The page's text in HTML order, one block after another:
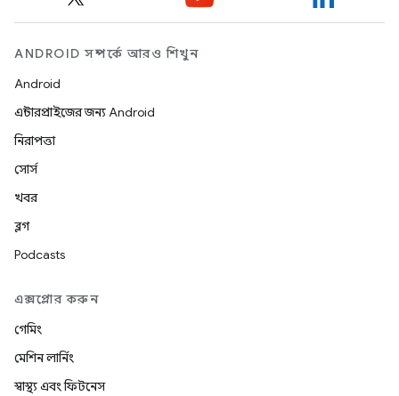
ANDROID সম্পর্কে আরও শিখুন
Android
এন্টারপ্রাইজের জন্য Android
নিরাপত্তা
সোর্স
খবর
ব্লগ
Podcasts
এক্সপ্লোর করুন
গেমিং
মেশিন লার্নিং
স্বাস্থ্য এবং ফিটনেস